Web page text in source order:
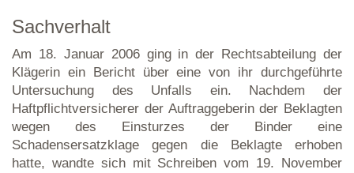
Sachverhalt
Am 18. Januar 2006 ging in der Rechtsabteilung der
Klägerin ein Bericht über eine von ihr durchgeführte
Untersuchung des Unfalls ein. Nachdem der
Haftpflichtversicherer der Auftraggeberin der Beklagten
wegen des Einsturzes der Binder eine
Schadensersatzklage gegen die Beklagte erhoben
hatte, wandte sich mit Schreiben vom 19. November